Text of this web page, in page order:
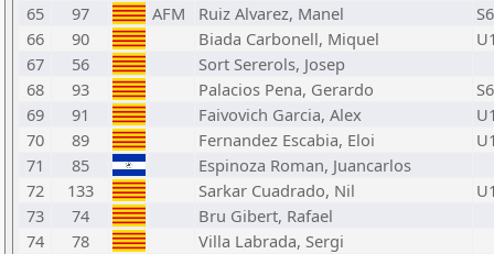
65
97 AFM Ruiz Alvarez, Manel
66
90 Biada Carbonell, Miquel
67
56
Sort Sererols, Josep
68
93 Palacios Pena, Gerardo
69
91 Faivovich Garcia, Alex
70
89 Fernandez Escabia, Eloi
71
85
Espinoza Roman, Juancarlos
72
133 Sarkar Cuadrado, Nil
73
74
Bru Gibert, Rafael
74
78
Villa Labrada, Sergi